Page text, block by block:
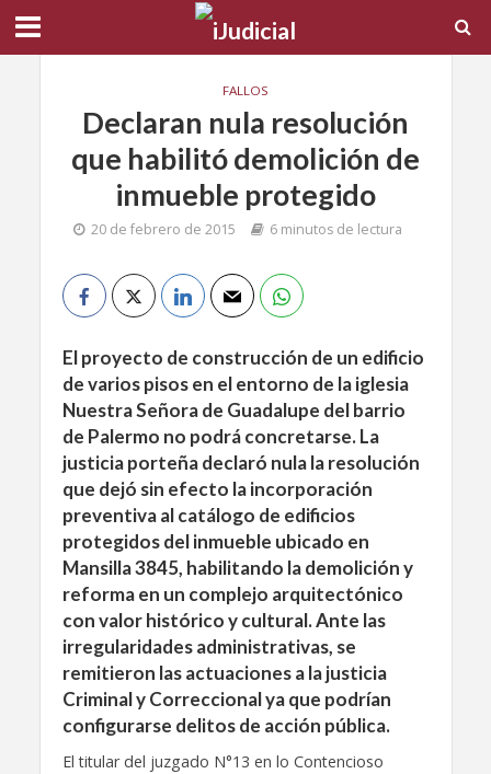
FALLOS
Declaran nula resolución
que habilitó demolición de
inmueble protegido
20 de febrero de 2015 6 minutos de lectura
El proyecto de construcción de un edificio
de varios pisos en el entorno de la iglesia
Nuestra Señora de Guadalupe del barrio
de Palermo no podrá concretarse. La
justicia porteña declaró nula la resolución
que dejó sin efecto la incorporación
preventiva al catálogo de edificios
protegidos del inmueble ubicado en
Mansilla 3845, habilitando la demolición y
reforma en un complejo arquitectónico
con valor histórico y cultural. Ante las
irregularidades administrativas, se
remitieron las actuaciones a la justicia
Criminal y Correccional ya que podrían
configurarse delitos de acción pública.
El titular del juzgado N°13 en lo Contencioso